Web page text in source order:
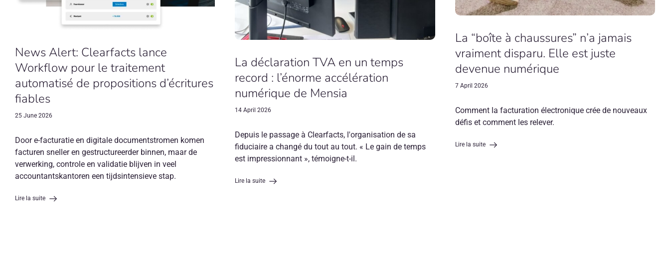
News Alert: Clearfacts lance
Workflow pour le traitement
automatisé de propositions d’écritures
fiables
25 June 2026
Door e-facturatie en digitale documentstromen komen
facturen sneller en gestructureerder binnen, maar de
verwerking, controle en validatie blijven in veel
accountantskantoren een tijdsintensieve stap.
Lire la suite
La déclaration TVA en un temps
record : l’énorme accélération
numérique de Mensia
14 April 2026
Depuis le passage à Clearfacts, l'organisation de sa
fiduciaire a changé du tout au tout. « Le gain de temps
est impressionnant », témoigne-t-il.
Lire la suite
La “boîte à chaussures” n’a jamais
vraiment disparu. Elle est juste
devenue numérique
7 April 2026
Comment la facturation électronique crée de nouveaux
défis et comment les relever.
Lire la suite